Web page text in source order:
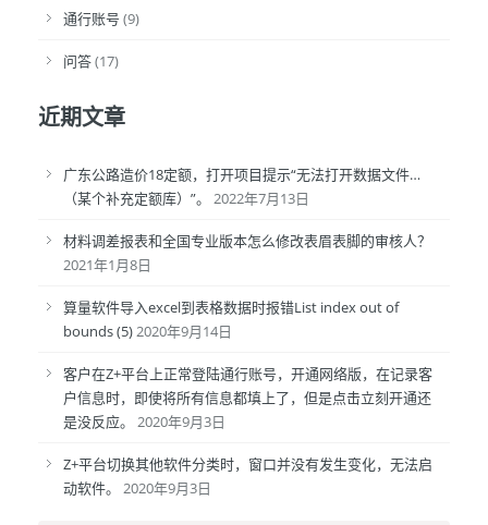
通行账号 (9)
问答(17)
近期文章
广东公路造价18定额，打开项目提示“无法打开数据文件…
（某个补充定额库）”。
2022年7月13日
材料调差报表和全国专业版本怎么修改表眉表脚的审核人？
2021年1月8日
算量软件导入excel到表格数据时报错List index out of
bounds (5)2020年9月14日
客户在Z+平台上正常登陆通行账号，开通网络版，在记录客
户信息时，即使将所有信息都填上了，但是点击立刻开通还
是没反应。
2020年9月3日
Z+平台切换其他软件分类时，窗口并没有发生变化，无法启
动软件。
2020年9月3日